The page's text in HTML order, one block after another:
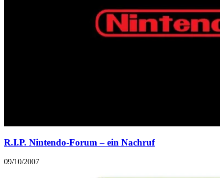
R.I.P. Nintendo-Forum – ein Nachruf
09/10/2007